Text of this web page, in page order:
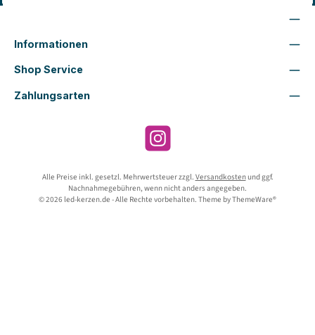
Informationen
Shop Service
Zahlungsarten
Instagram
Alle Preise inkl. gesetzl. Mehrwertsteuer zzgl. Versandkostenund ggf.
Nachnahmegebühren, wenn nicht anders angegeben.
© 2026 led-kerzen.de - Alle Rechte vorbehalten. Theme byThemeWare®